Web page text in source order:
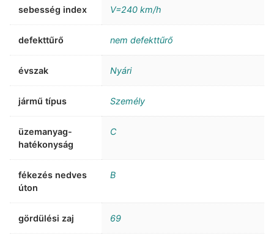
sebesség index V=240 km/h
defekttűrő nem defekttűrő
évszak Nyári
jármű típus Személy
üzemanyag-
hatékonyság
C
fékezés nedves
úton
B
gördülési zaj 69